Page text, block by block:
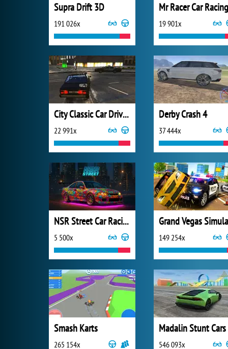
Supra Drift 3D
191 026x
Mr Racer Car Racing
19 901x
City Classic Car Driving
22 991x
Derby Crash 4
37 444x
NSR Street Car Racing
5 500x 149 254x
Smash Karts
265 154x
Madalin Stunt
546 093x